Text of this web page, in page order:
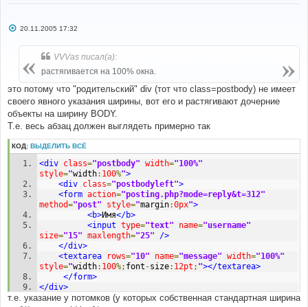
С
е
20.11.2005 17:32
VVVas писал(а):
растягивается на 100% окна.
это потому что "родительский" div (тот что class=postbody) не имеет
своего явного указания ширины, вот его и растягивают дочерние
объекты на ширину BODY.
Т.е. весь абзац должен выглядеть примерно так
КОД: ВЫДЕЛИТЬ ВСЁ
<div class="postbody" width="100%"
style="width: 100%">
<div class="postbodyleft">
<form action="posting.php?mode=reply&t=312"
method="post" style="margin:0px">
<b>Имя</b>
<input type="text" name="username"
size="15" maxlength="25"
/>
</div>
<textarea
rows="10" name="message" width="100%"
style="width: 100%; font -size: 12pt ; "></textarea>
</form>
</div>
т.е. указание у потомков (у которых собственная стандартная ширина